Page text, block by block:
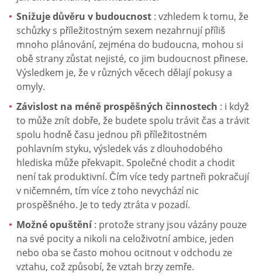
Snižuje důvěru v budoucnost : vzhledem k tomu, že
schůzky s příležitostným sexem nezahrnují příliš
mnoho plánování, zejména do budoucna, mohou si
obě strany zůstat nejisté, co jim budoucnost přinese.
Výsledkem je, že v různých věcech dělají pokusy a
omyly.
Závislost na méně prospěšných činnostech : i když
to může znít dobře, že budete spolu trávit čas a trávit
spolu hodně času jednou při příležitostném
pohlavním styku, výsledek vás z dlouhodobého
hlediska může překvapit. Společné chodit a chodit
není tak produktivní. Čím více tedy partneři pokračují
v ničemném, tím více z toho nevychází nic
prospěšného. Je to tedy ztráta v pozadí.
Možné opuštění: protože strany jsou vázány pouze
na své pocity a nikoli na celoživotní ambice, jeden
nebo oba se často mohou ocitnout v odchodu ze
vztahu, což způsobí, že vztah brzy zemře.